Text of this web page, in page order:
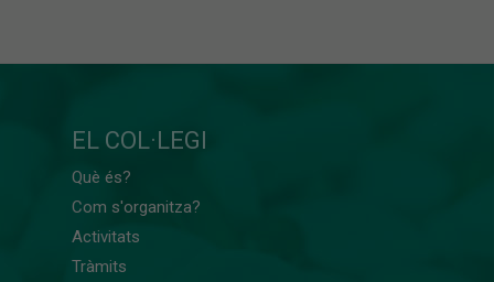
EL COL·LEGI
Què és?
Com s'organitza?
Activitats
Tràmits